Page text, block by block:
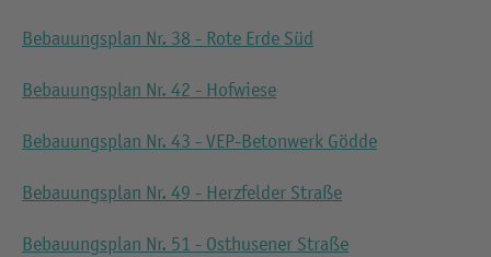
Bebauungsplan Nr. 38 - Rote Erde Süd
Bebauungsplan Nr. 42 - Hofwiese
Bebauungsplan Nr. 43 - VEP-Betonwerk Gödde
Bebauungsplan Nr. 49 - Herzfelder Straße
Bebauungsplan Nr. 51 - Osthusener Straße